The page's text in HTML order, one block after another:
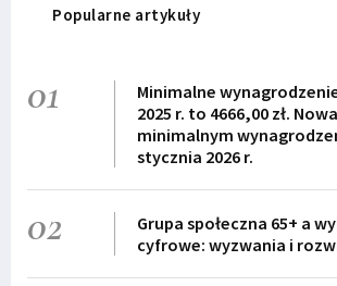
Popularne artykuły
01
Minimalne
2025 r. to 4666,00 zł.
minimalnym
stycznia 2026 r.
02
Grupa społeczna 65+ a
cyfrowe: wyzwania i